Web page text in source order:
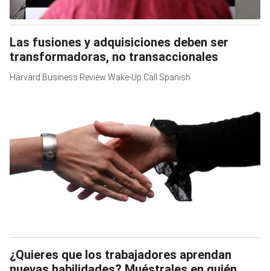
Las fusiones y adquisiciones deben ser
transformadoras, no transaccionales
Harvard Business Review Wake-Up Call Spanish
¿Quieres que los trabajadores aprendan